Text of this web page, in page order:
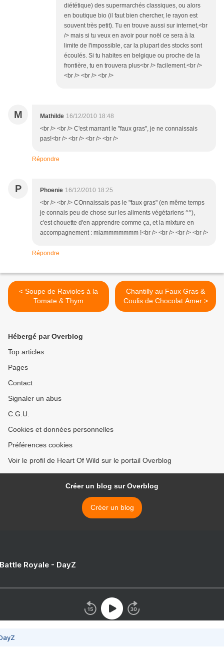
diététique) des supermarchés classiques, ou alors
en boutique bio (il faut bien chercher, le rayon est
souvent très petit). Tu en trouve aussi sur internet,<br
/> mais si tu veux en avoir pour noël ce sera à la
limite de l'impossible, car la plupart des stocks sont
écoulés. Si tu habites en belgique ou proche de la
frontière, tu en trouvera plus<br /> facilement.<br />
<br /> <br /> <br />
M Mathilde 16/12/2010 18:48
<br /> <br /> C'est marrant le "faux gras", je ne connaissais
pas!<br /> <br /> <br /> <br />
Répondre
P Phoenie 16/12/2010 18:25
<br /> <br /> COnnaissais pas le "faux gras" (en même temps
je connais peu de chose sur les aliments végétariens ^^),
c'est chouette d'en apprendre comme ça, et la mixture en
accompagnement : miammmmmmm !<br /> <br /> <br /> <br />
Répondre
< Soupe de Ravioles à la
Tomate & Thym
Chantilly au Faux Gras &
Coulis de Chocolat Amer >
Hébergé par Overblog
Top articles
Pages
Contact
Signaler un abus
C.G.U.
Cookies et données personnelles
Préférences cookies
Voir le profil de Heart Of Wild sur le portail Overblog
Créer un blog sur Overblog
Créer un blog
Royale - DayZ